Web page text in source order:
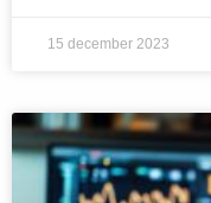
15 december 2023